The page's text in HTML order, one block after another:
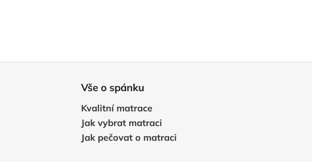
Vše o spánku
Kvalitní matrace
Jak vybrat matraci
Jak pečovat o matraci